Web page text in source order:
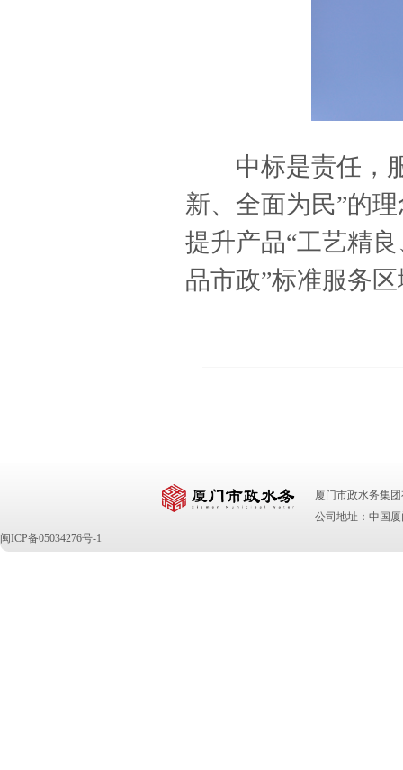
中标是责任，服
新、全面为民”的
提升产品“工艺精
品市政”标准服务
厦门市政水务集团
公司地址：中国
闽ICP备05034276号-1